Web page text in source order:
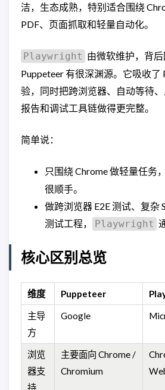
洁，生态成熟，特别适合围绕
PDF、页面抓取和轻量自动化。
Playwright 由微软维护，背
Puppeteer 有很深渊源。它吸收了
验，同时把跨浏览器、自动等待
报告和调试工具链做得更完整。
简单说：
只围绕 Chrome 做轻量任务，
很顺手。
做跨浏览器 E2E 测试、复杂
测试工程，
Playwright
核心区别总览
维度 Puppeteer
主导
方
Google
浏览
器支
持
主要面向 Chrome /
Chromium